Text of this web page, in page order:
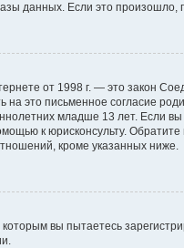
данных. Если это произошло,
от 1998 г. — это закон
это письменное согласие
младше 13 лет. Если
к юрисконсульту.
кроме указанных ниже.
вы пытаетесь